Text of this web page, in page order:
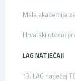
Mala akademija
Hrvatski otočni
LAG NATJEČAJI
13. LAG natječaj